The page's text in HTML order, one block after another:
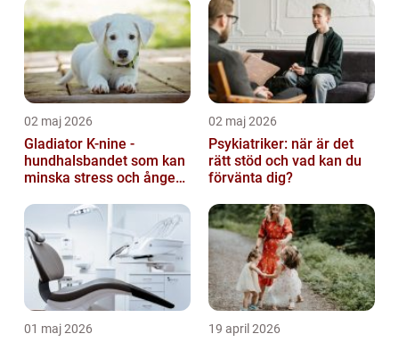
02 maj 2026
Gladiator K-nine -
hundhalsbandet som kan
minska stress och ångest
02 maj 2026
Psykiatriker: när är det
rätt stöd och vad kan du
förvänta dig?
01 maj 2026 19 april 2026